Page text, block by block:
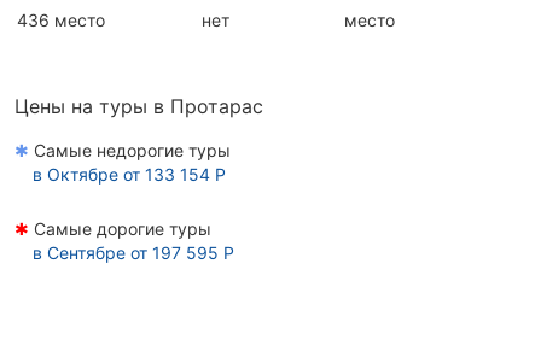
436 место нет место
Цены на туры в Протарас
✱ Самые недорогие туры
в Октябре от 133 154 Р
✱ Самые дорогие туры
в Сентябре от 197 595 Р